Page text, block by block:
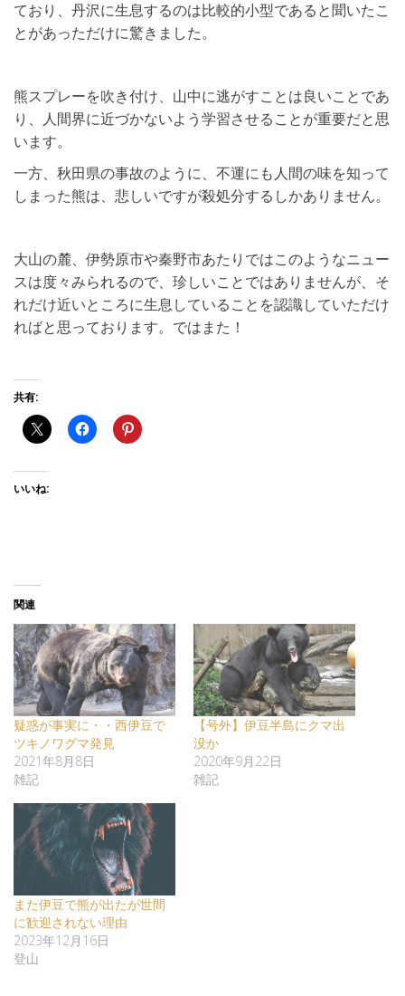
ており、丹沢に生息するのは比較的小型であると聞いたこ
とがあっただけに驚きました。
熊スプレーを吹き付け、山中に逃がすことは良いことであ
り、人間界に近づかないよう学習させることが重要だと思
います。
一方、秋田県の事故のように、不運にも人間の味を知って
しまった熊は、悲しいですが殺処分するしかありません。
大山の麓、伊勢原市や秦野市あたりではこのようなニュー
スは度々みられるので、珍しいことではありませんが、そ
れだけ近いところに生息していることを認識していただけ
ればと思っております。ではまた！
共有:
いいね:
関連
疑惑が事実に・・西伊豆で
ツキノワグマ発見
2021年8月8日
雑記
【号外】伊豆半島にクマ出
没か
2020年9月22日
雑記
また伊豆で熊が出たが世間
に歓迎されない理由
2023年12月16日
登山